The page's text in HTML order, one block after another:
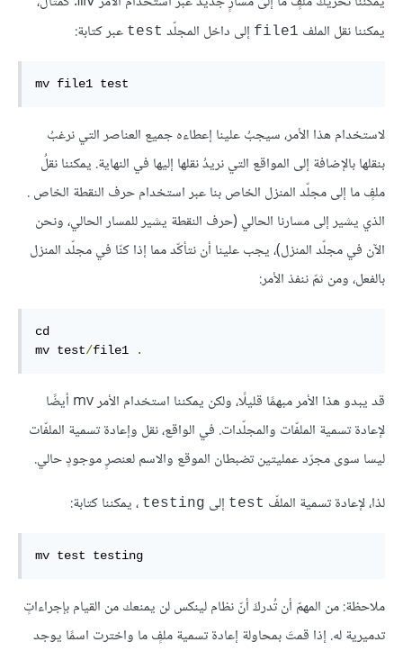
يمكننا نقل الملف file1 إلى داخل المجلّد test عبر كتابة:
mv file1 test
لاستخدام هذا الأمر، سيجبُ علينا إعطاءه جميع العناصر التي نرغبُ
بنقلها بالإضافة إلى المواقع التي نريدُ نقلها إليها في النهاية. يمكننا نقلُ
ملفٍ ما إلى مجلّد المنزل الخاص بنا عبر استخدام حرف النقطة الخاص .
الذي يشير إلى مسارنا الحالي (حرف النقطة يشير للمسار الحالي، ونحن
الآن في مجلّد المنزل)، يجب علينا أن نتأكّد مما إذا كنّا في مجلّد المنزل
بالفعل، ومن ثمّ ننفذ الأمر:
cd
mv test/file1 .
قد يبدو هذا الأمر مبهمًا قليلًا، ولكن يمكننا استخدام الأمر mv أيضًا
لإعادة تسمية الملفّات والمجلّدات. في الواقع، نقل وإعادة تسمية الملفّات
ليسا سوى مجرّد عمليتين تضبطان الموقع والاسم لعنصرٍ موجودٍ حالي.
لذا، لإعادة تسمية الملفّ test إلى testing ، يمكننا كتابة:
mv test testing
ملاحظة: من المهمّ أن تُدركَ أنّ نظام لينكس لن يمنعك من القيام بإجراءاتٍ
تدميرية له. إذا قمتَ بمحاولة إعادة تسمية ملفٍ ما واخترت اسمًا يوجد